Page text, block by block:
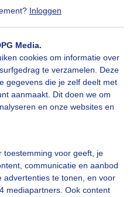
Inloggen
Media.
cookies om informatie over
te verzamelen. Deze
gegevens die je zelf deelt met
aanmaakt. Dit doen we om
en onze websites en
toestemming voor geeft, je
communicatie en aanbod
advertenties te tonen, en voor
mediapartners. Ook content
geduld aub...